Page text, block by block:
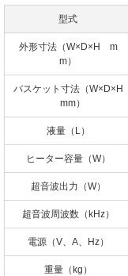
型式
外形寸法（W×D×H m
m）
バスケット寸法（W×D×H
mm）
液量（L）
ヒーター容量（W）
超音波出力（W）
超音波周波数（kHz）
電源（V、A、Hz）
重量（kg）